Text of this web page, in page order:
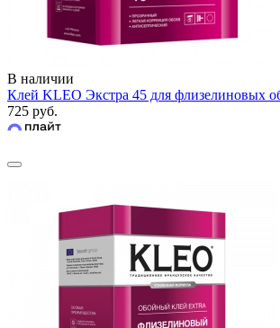
В наличии
Клей KLEO Экстра 45 для флизелиновых
725 руб.